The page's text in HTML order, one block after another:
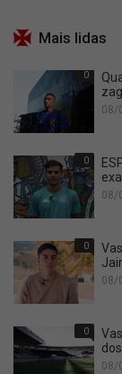
Mais lidas
0
08/
0
08/
0
08/
0
08/